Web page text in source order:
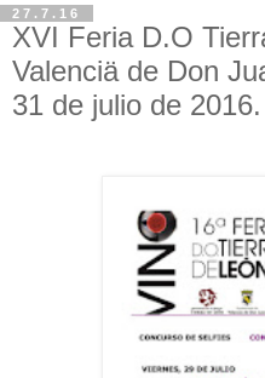
27.7.16
XVI Feria D.O
Valenciä de Don
31 de julio de 2016.